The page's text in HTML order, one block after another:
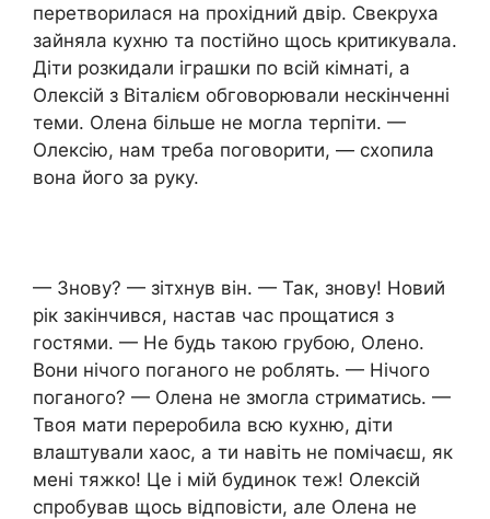
перетворилася на прохідний двір. Свекруха
зайняла кухню та постійно щось критикувала.
Діти розкидали іграшки по всій кімнаті, а
Олексій з Віталієм обговорювали нескінченні
теми. Олена більше не могла терпіти. —
Олексію, нам треба поговорити, — схопила
вона його за руку.
— Знову? — зітхнув він. — Так, знову! Новий
рік закінчився, настав час прощатися з
гостями. — Не будь такою грубою, Олено.
Вони нічого поганого не роблять. — Нічого
поганого? — Олена не змогла стриматись. —
Твоя мати переробила всю кухню, діти
влаштували хаос, а ти навіть не помічаєш, як
мені тяжко! Це і мій будинок теж! Олексій
спробував щось відповісти, але Олена не